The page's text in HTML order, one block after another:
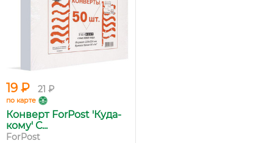
19 ₽ 21 ₽
по карте
Конверт ForPost 'Куда-
кому' С...
ForPost